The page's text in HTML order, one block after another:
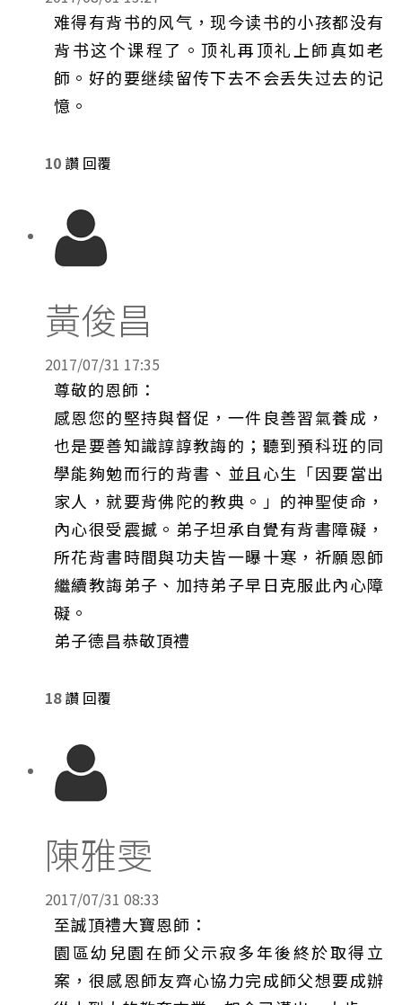
难得有背书的风气，现今读书的小孩都没有
背书这个课程了。顶礼再顶礼上師真如老
師。好的要继续留传下去不会丢失过去的记
憶。
10 讚 回覆
黃俊昌
2017/07/31 17:35
尊敬的恩師：
感恩您的堅持與督促，一件良善習氣養成，
也是要善知識諄諄教誨的；聽到預科班的同
學能夠勉而行的背書、並且心生「因要當出
家人，就要背佛陀的教典。」的神聖使命，
內心很受震撼。弟子坦承自覺有背書障礙，
所花背書時間與功夫皆一曝十寒，祈願恩師
繼續教誨弟子、加持弟子早日克服此內心障
礙。
弟子德昌恭敬頂禮
18 讚 回覆
陳雅雯
2017/07/31 08:33
至誠頂禮大寶恩師：
園區幼兒園在師父示寂多年後終於取得立
案，很感恩師友齊心協力完成師父想要成辦